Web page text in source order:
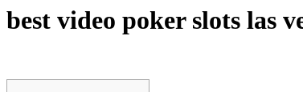
best video poker slots las